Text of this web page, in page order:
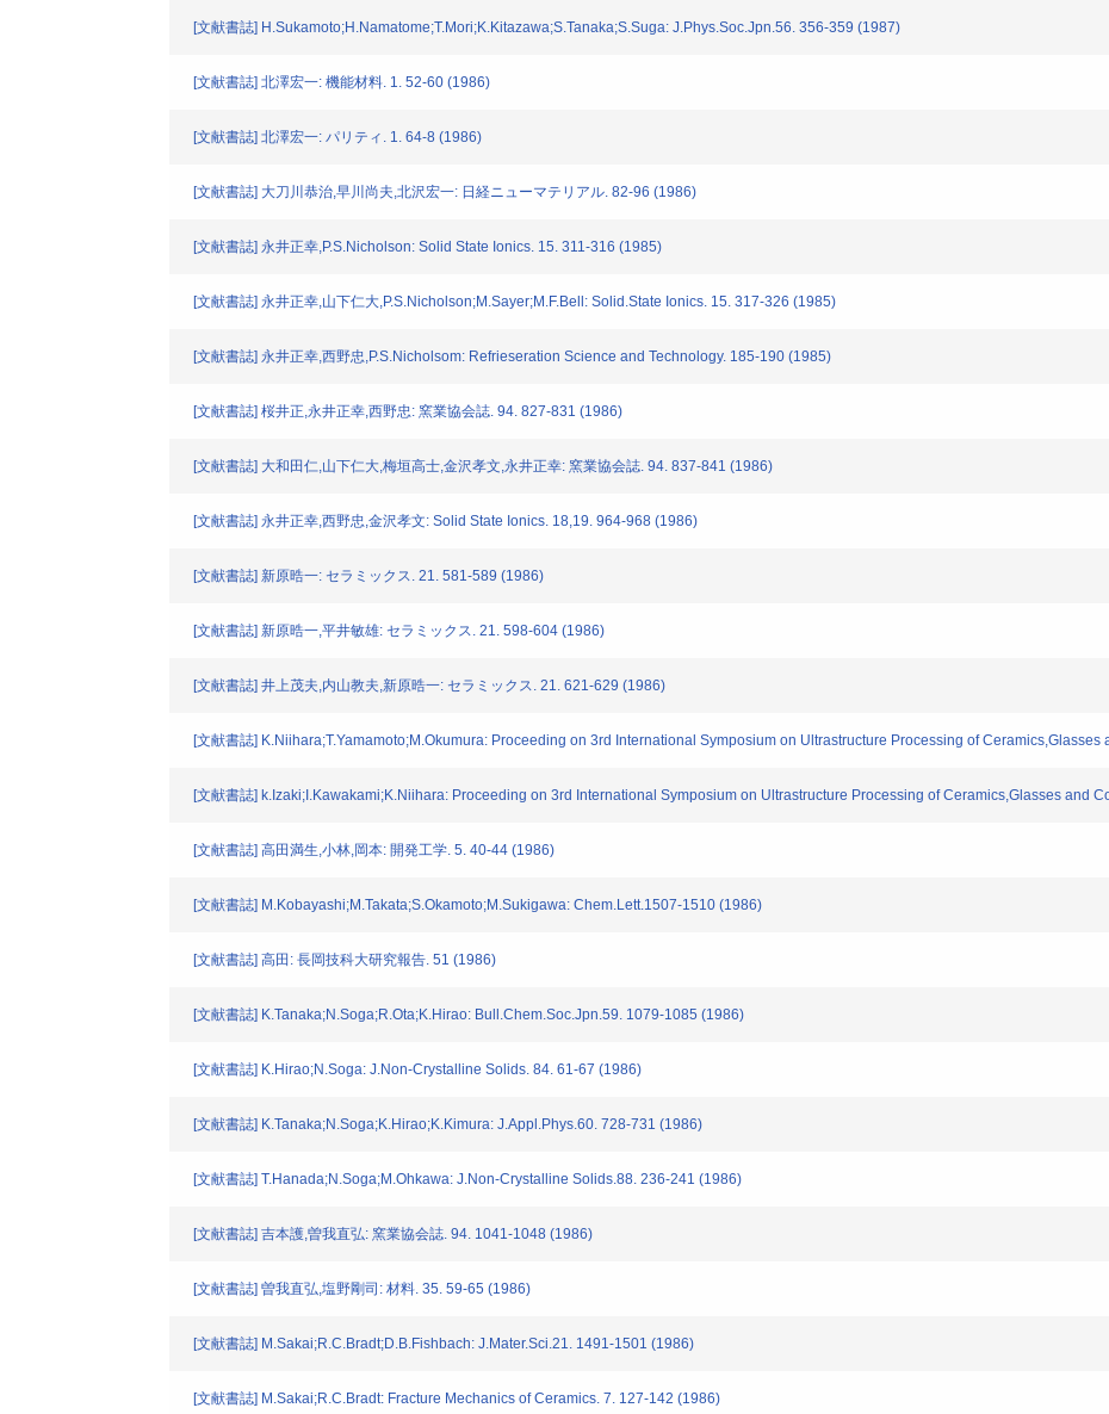
[文献書誌] H.Sukamoto;H.Namatome;T.Mori;K.Kitazawa;S.Tanaka;S.Suga: J.Phys.Soc.Jpn.56. 356-359 (1987)
[文献書誌] 北澤宏一: 機能材料. 1. 52-60 (1986)
[文献書誌] 北澤宏一: パリティ. 1. 64-8 (1986)
[文献書誌] 大刀川恭治,早川尚夫,北沢宏一: 日経ニューマテリアル. 82-96 (1986)
[文献書誌] 永井正幸,P.S.Nicholson: Solid State Ionics. 15. 311-316 (1985)
[文献書誌] 永井正幸,山下仁大,P.S.Nicholson;M.Sayer;M.F.Bell: Solid.State Ionics. 15. 317-326 (1985)
[文献書誌] 永井正幸,西野忠,P.S.Nicholsom: Refrieseration Science and Technology. 185-190 (1985)
[文献書誌] 桜井正,永井正幸,西野忠: 窯業協会誌. 94. 827-831 (1986)
[文献書誌] 大和田仁,山下仁大,梅垣高士,金沢孝文,永井正幸: 窯業協会誌. 94. 837-841 (1986)
[文献書誌] 永井正幸,西野忠,金沢孝文: Solid State Ionics. 18,19. 964-968 (1986)
[文献書誌] 新原晧一: セラミックス. 21. 581-589 (1986)
[文献書誌] 新原晧一,平井敏雄: セラミックス. 21. 598-604 (1986)
[文献書誌] 井上茂夫,内山教夫,新原晧一: セラミックス. 21. 621-629 (1986)
[文献書誌] K.Niihara;T.Yamamoto;M.Okumura: Proceeding on 3rd International Symposium on Ultrastructure Processing of
[文献書誌] k.Izaki;I.Kawakami;K.Niihara: Proceeding on 3rd International Symposium on Ultrastructure Processing of Ceramics,Glasses and
[文献書誌] 高田満生,小林,岡本: 開発工学. 5. 40-44 (1986)
[文献書誌] M.Kobayashi;M.Takata;S.Okamoto;M.Sukigawa: Chem.Lett.1507-1510 (1986)
[文献書誌] 高田: 長岡技科大研究報告. 51 (1986)
[文献書誌] K.Tanaka;N.Soga;R.Ota;K.Hirao: Bull.Chem.Soc.Jpn.59. 1079-1085 (1986)
[文献書誌] K.Hirao;N.Soga: J.Non-Crystalline Solids. 84. 61-67 (1986)
[文献書誌] K.Tanaka;N.Soga;K.Hirao;K.Kimura: J.Appl.Phys.60. 728-731 (1986)
[文献書誌] T.Hanada;N.Soga;M.Ohkawa: J.Non-Crystalline Solids.88. 236-241 (1986)
[文献書誌] 吉本護,曽我直弘: 窯業協会誌. 94. 1041-1048 (1986)
[文献書誌] 曽我直弘,塩野剛司: 材料. 35. 59-65 (1986)
[文献書誌] M.Sakai;R.C.Bradt;D.B.Fishbach: J.Mater.Sci.21. 1491-1501 (1986)
[文献書誌] M.Sakai;R.C.Bradt: Fracture Mechanics of Ceramics. 7. 127-142 (1986)